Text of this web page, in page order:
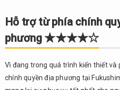
Hỗ trợ từ phía chính
phương ★★★★☆
Vì đang trong quá trình kiến thiết và
chính quyền địa phương tại